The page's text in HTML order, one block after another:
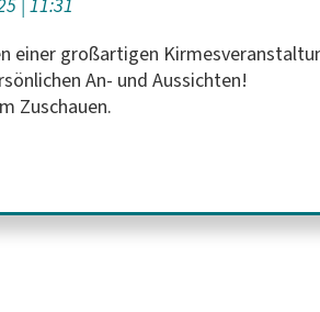
11:31
einer großartigen
An- und Aussichten!
Zuschauen.